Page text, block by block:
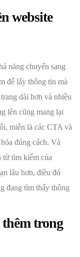
website
năng chuyển sang
để lấy thông tin mà
dài hơn và nhiều
lên cũng mang lại
miễn là các CTA và
đúng cách. Và
từ tìm kiếm của
lâu hơn, điều đó
đang tìm thấy thông
trong